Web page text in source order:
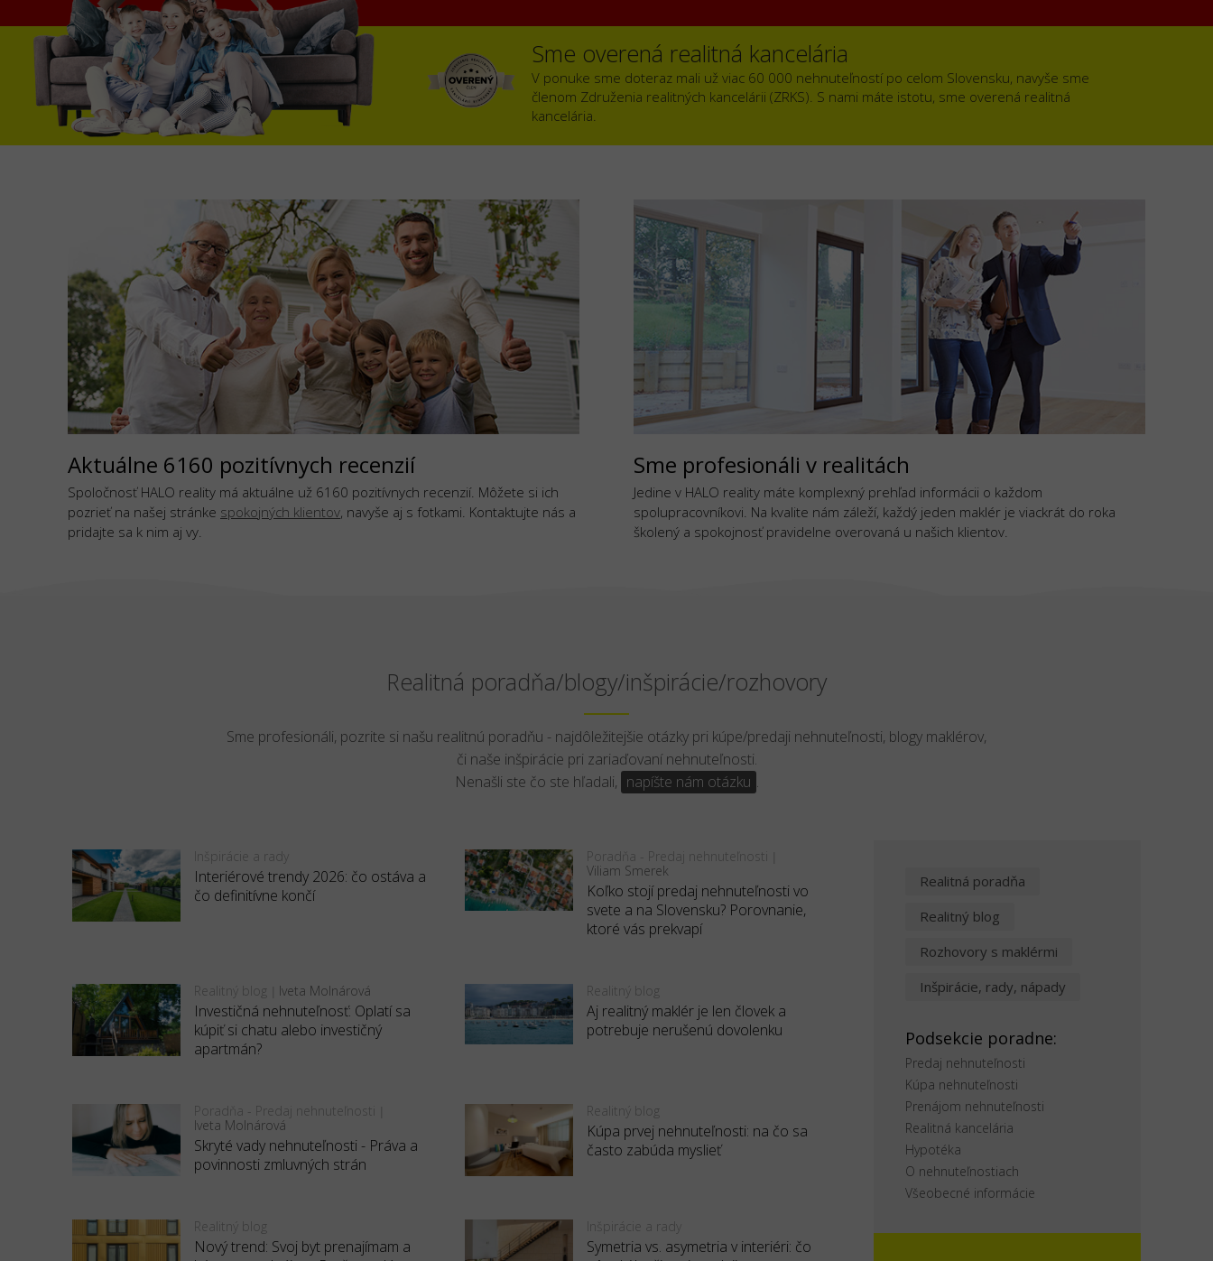
Sme overená realitná kancelária
V ponuke sme doteraz mali už viac 60 000 nehnuteľností po celom Slovensku, navyše sme
členom Združenia realitných kancelárii (ZRKS). S nami máte istotu, sme overená realitná
kancelária.
Aktuálne 6160 pozitívnych recenzií
Spoločnosť HALO reality má aktuálne už 6160 pozitívnych recenzií. Môžete si ich
pozrieť na našej stránke spokojných klientov, navyše aj s fotkami. Kontaktujte nás a
pridajte sa k nim aj vy.
Sme profesionáli v realitách
Jedine v HALO reality máte komplexný prehľad informácii o každom
spolupracovníkovi. Na kvalite nám záleží, každý jeden maklér je viackrát do roka
školený a spokojnosť pravidelne overovaná u našich klientov.
Realitná poradňa/blogy/inšpirácie/rozhovory
Sme profesionáli, pozrite si našu realitnú poradňu - najdôležitejšie otázky pri kúpe/predaji nehnuteľnosti, blogy maklérov,
či naše inšpirácie pri zariaďovaní nehnuteľnosti.
Nenašli ste čo ste hľadali, napíšte nám otázku .
Inšpirácie a rady
Interiérové trendy 2026: čo ostáva a
čo definitívne končí
Poradňa - Predaj nehnuteľnosti
Viliam Smerek
Koľko stojí predaj nehnuteľnosti vo
svete a na Slovensku? Porovnanie,
ktoré vás prekvapí
Realitný blog Iveta Molnárová
Investičná nehnuteľnosť: Oplatí sa
kúpiť si chatu alebo investičný
apartmán?
Realitný blog
Aj realitný maklér je len človek a
potrebuje nerušenú dovolenku
Poradňa - Predaj nehnuteľnosti
Iveta Molnárová
Skryté vady nehnuteľnosti - Práva a
povinnosti zmluvných strán
Realitný blog
Kúpa prvej nehnuteľnosti: na čo sa
často zabúda myslieť
Realitný blog
Nový trend: Svoj byt prenajímam a
Inšpirácie a rady
Symetria vs. asymetria v interiéri: čo
Realitná poradňa
Realitný blog
Rozhovory s maklérmi
Inšpirácie, rady, nápady
Podsekcie poradne:
Predaj nehnuteľnosti
Kúpa nehnuteľnosti
Prenájom nehnuteľnosti
Realitná kancelária
Hypotéka
O nehnuteľnostiach
Všeobecné informácie